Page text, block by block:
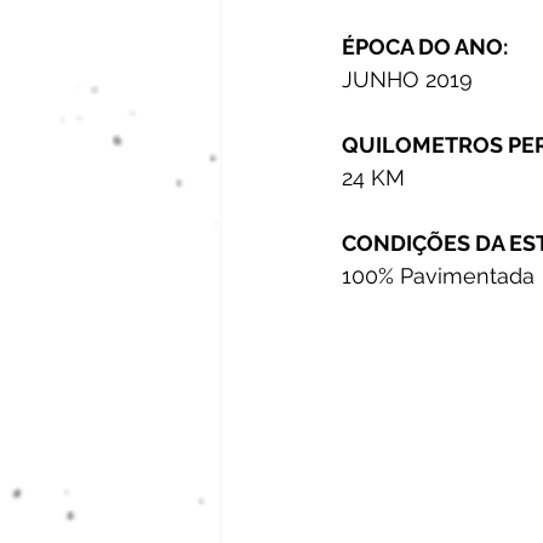
ÉPOCA DO ANO:
JUNHO 2019
QUILOMETROS
24 KM
CONDIÇÕES DA
100% Pavimentada